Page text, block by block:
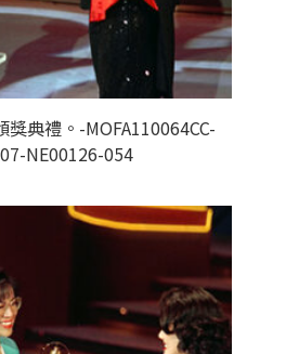
典禮。-MOFA110064CC-
NE00126-054